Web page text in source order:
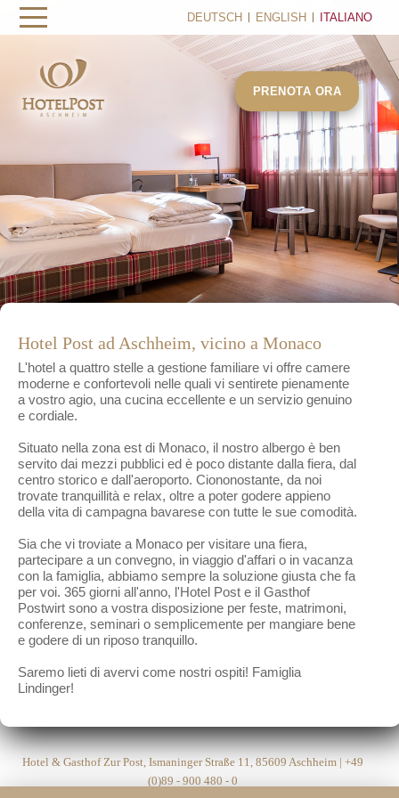
DEUTSCH ENGLISH ITALIANO
Hotel Post ad Aschheim, vicino a Monaco
L'hotel a quattro stelle a gestione familiare vi offre camere
moderne e confortevoli nelle quali vi sentirete pienamente
a vostro agio, una cucina eccellente e un servizio genuino
e cordiale.
Situato nella zona est di Monaco, il nostro albergo è ben
servito dai mezzi pubblici ed è poco distante dalla fiera, dal
centro storico e dall'aeroporto. Ciononostante, da noi
trovate tranquillità e relax, oltre a poter godere appieno
della vita di campagna bavarese con tutte le sue comodità.
Sia che vi troviate a Monaco per visitare una fiera,
partecipare a un convegno, in viaggio d'affari o in vacanza
con la famiglia, abbiamo sempre la soluzione giusta che fa
per voi. 365 giorni all'anno, l'Hotel Post e il Gasthof
Postwirt sono a vostra disposizione per feste, matrimoni,
conferenze, seminari o semplicemente per mangiare bene
e godere di un riposo tranquillo.
Saremo lieti di avervi come nostri ospiti! Famiglia
Lindinger!
Hotel & Gasthof Zur Post, Ismaninger Straße 11, 85609 Aschheim | +49
(0)89 - 900 480 - 0
PRENOTA ORA